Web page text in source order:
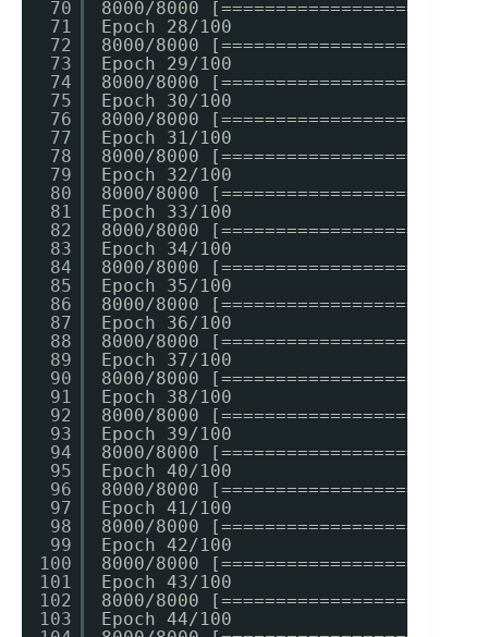
70
71
72
73
74
75
76
77
78
79
80
81
82
83
84
85
86
87
88
89
90
91
92
93
94
95
96
97
98
99
100
101
102
103
8000/8000
Epoch 28/100
8000/8000
Epoch 29/100
8000/8000
Epoch 30/100
8000/8000
Epoch 31/100
8000/8000
Epoch 32/100
8000/8000
Epoch 33/100
8000/8000
Epoch 34/100
8000/8000
Epoch 35/100
8000/8000
Epoch 36/100
8000/8000
Epoch 37/100
8000/8000
Epoch 38/100
8000/8000
Epoch 39/100
8000/8000
Epoch 40/100
8000/8000
Epoch 41/100
8000/8000
Epoch 42/100
8000/8000
Epoch 43/100
8000/8000
Epoch 44/100